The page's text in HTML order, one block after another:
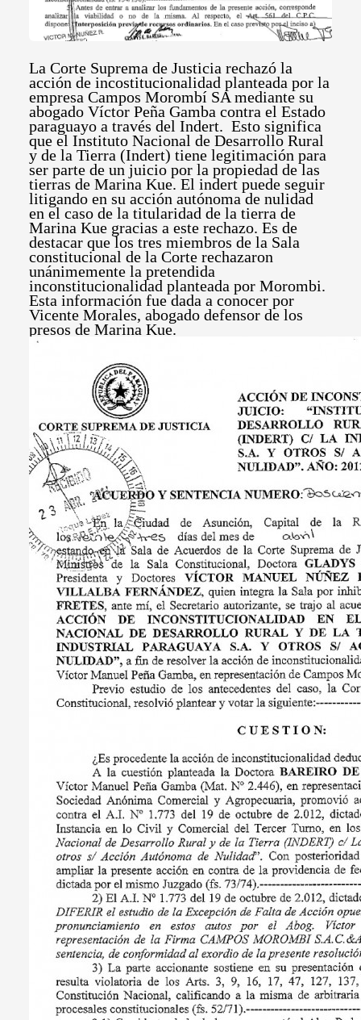
La Corte Suprema de Justicia rechazó la
acción de incostitucionalidad planteada por la
empresa Campos Morombí SA mediante su
abogado Víctor Peña Gamba contra el Estado
paraguayo a través del Indert. Esto significa
que el Instituto Nacional de Desarrollo Rural
y de la Tierra (Indert) tiene legitimación para
ser parte de un juicio por la propiedad de las
tierras de Marina Kue. El indert puede seguir
litigando en su acción autónoma de nulidad
en el caso de la titularidad de la tierra de
Marina Kue gracias a este rechazo. Es de
destacar que los tres miembros de la Sala
constitucional de la Corte rechazaron
unánimemente la pretendida
inconstitucionalidad planteada por Morombi.
Esta información fue dada a conocer por
Vicente Morales, abogado defensor de los
presos de Marina Kue.